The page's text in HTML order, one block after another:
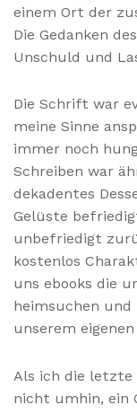
einem Ort der
Die Gedanken
Unschuld und
Die Schrift war
meine Sinne
immer noch
Schreiben war
dekadentes
Gelüste
unbefriedigt
kostenlos
uns ebooks die
heimsuchen und
unserem
Als ich die
nicht umhin, ein